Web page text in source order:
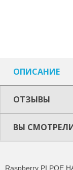
ОПИСАНИЕ
ОТЗЫВЫ
ВЫ
Raspberry PI POE